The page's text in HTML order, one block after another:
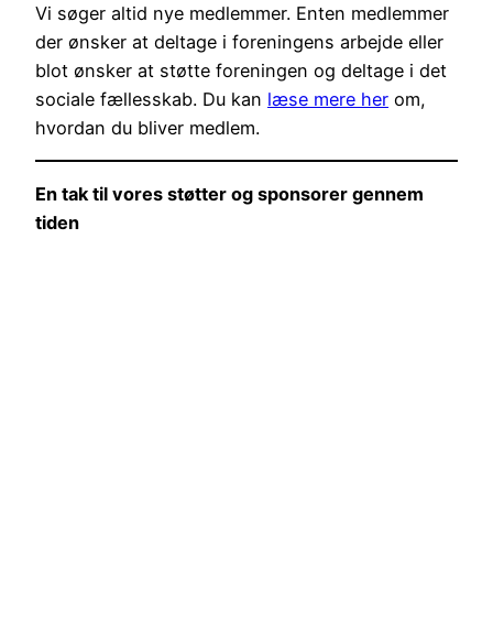
Vi søger altid nye medlemmer. Enten medlemmer
der ønsker at deltage i foreningens arbejde eller
blot ønsker at støtte foreningen og deltage i det
sociale fællesskab. Du kan læse mere her om,
hvordan du bliver medlem.
En tak til vores støtter og sponsorer gennem
tiden